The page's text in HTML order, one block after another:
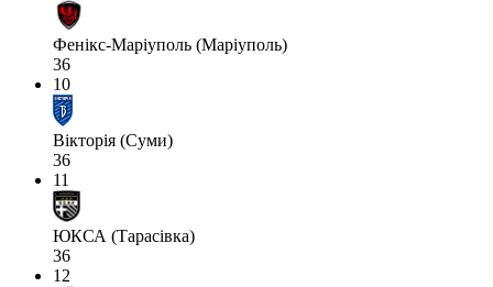
Фенікс-Маріуполь (Маріуполь)
36
10
Вікторія (Суми)
36
11
ЮКСА (Тарасівка)
36
12